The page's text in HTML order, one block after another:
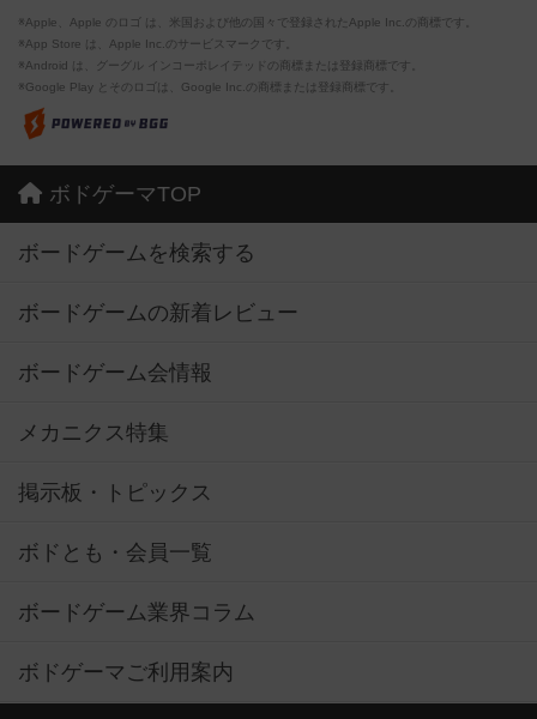
※Apple、Apple のロゴ は、米国および他の国々で登録されたApple Inc.の商標です。
※App Store は、Apple Inc.のサービスマークです。
※Android は、グーグル インコーポレイテッドの商標または登録商標です。
※Google Play とそのロゴは、Google Inc.の商標または登録商標です。
ボドゲーマTOP
ボードゲームを検索する
ボードゲームの新着レビュー
ボードゲーム会情報
メカニクス特集
掲示板・トピックス
ボドとも・会員一覧
ボードゲーム業界コラム
ボドゲーマご利用案内